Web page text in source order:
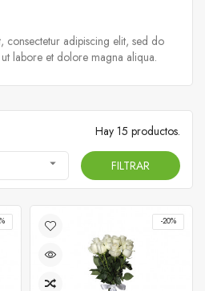
consectetur adipiscing elit, sed do
labore et dolore magna aliqua.
Hay 15 productos.
 FILTRAR
-20%